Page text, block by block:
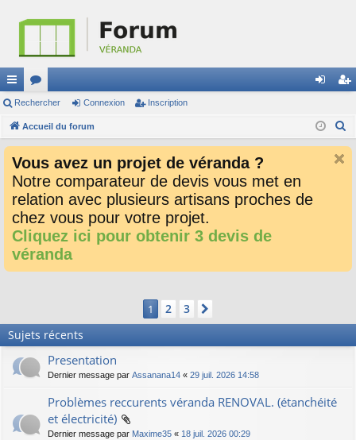
ac
co
ci
or
u
s
ne cri
Rechercher Connexion Inscription
Accueil du forum
Vous avez un projet de véranda ?
Notre comparateur de devis vous met en
relation avec plusieurs artisans proches de
chez vous pour votre projet.
Cliquez ici pour obtenir 3 devis de
véranda
1 2 3
Sujets récents
Presentation
Dernier message par Assanana14 « 29 juil. 2026 14:58
Problèmes reccurents véranda RENOVAL. (étanchéité
et électricité)
Dernier message par Maxime35 « 18 juil. 2026 00:29